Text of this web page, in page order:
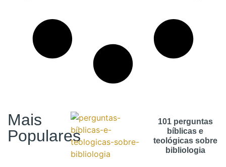
Mais
Populares
101 perguntas
bíblicas e
teológicas sobre
bibliologia